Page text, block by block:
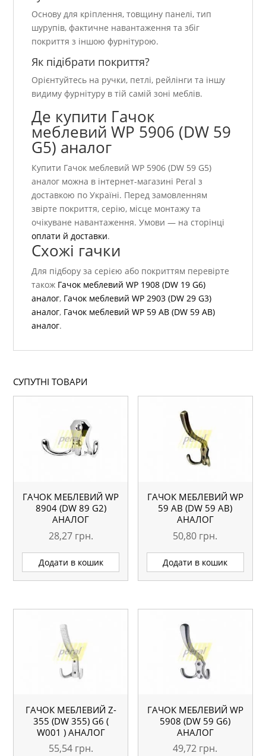
Основу для кріплення, товщину панелі, тип
шурупів, фактичне навантаження та збіг
покриття з іншою фурнітурою.
Як підібрати покриття?
Орієнтуйтесь на ручки, петлі, рейлінги та іншу
видиму фурнітуру в тій самій зоні меблів.
Де купити Гачок
меблевий WР 5906 (DW 59
G5) аналог
Купити Гачок меблевий WР 5906 (DW 59 G5)
аналог можна в інтернет-магазині Peral з
доставкою по Україні. Перед замовленням
звірте покриття, серію, місце монтажу та
очікуване навантаження. Умови — на сторінці
оплати й доставки.
Схожі гачки
Для підбору за серією або покриттям перевірте
також Гачок меблевий WР 1908 (DW 19 G6)
аналог, Гачок меблевий WР 2903 (DW 29 G3)
аналог, Гачок меблевий WР 59 AB (DW 59 AB)
аналог.
СУПУТНІ ТОВАРИ
ГАЧОК МЕБЛЕВИЙ WР
8904 (DW 89 G2)
АНАЛОГ
28,27 грн.
Додати в кошик
ГАЧОК МЕБЛЕВИЙ WР
59 AB (DW 59 AB)
АНАЛОГ
50,80 грн.
Додати в кошик
ГАЧОК МЕБЛЕВИЙ Z-
355 (DW 355) G6 (
W001 ) АНАЛОГ
55,54 грн.
ГАЧОК МЕБЛЕВИЙ WР
5908 (DW 59 G6)
АНАЛОГ
49,72 грн.